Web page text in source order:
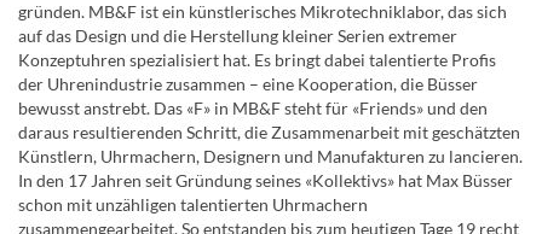
gründen. MB&F ist ein künstlerisches Mikrotechniklabor, das sich
auf das Design und die Herstellung kleiner Serien extremer
Konzeptuhren spezialisiert hat. Es bringt dabei talentierte Profis
der Uhrenindustrie zusammen – eine Kooperation, die Büsser
bewusst anstrebt. Das «F» in MB&F steht für «Friends» und den
daraus resultierenden Schritt, die Zusammenarbeit mit geschätzten
Künstlern, Uhrmachern, Designern und Manufakturen zu lancieren.
In den 17 Jahren seit Gründung seines «Kollektivs» hat Max Büsser
schon mit unzähligen talentierten Uhrmachern
zusammengearbeitet. So entstanden bis zum heutigen Tage 19 recht